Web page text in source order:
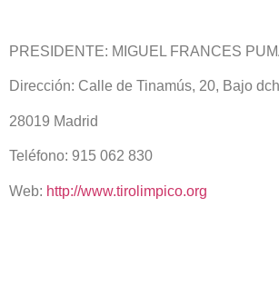
PRESIDENTE: MIGUEL FRANCES
Dirección: Calle de Tinamús, 20, Bajo
28019 Madrid
Teléfono: 915 062 830
Web: http://www.tirolimpico.org